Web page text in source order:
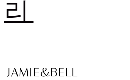
리